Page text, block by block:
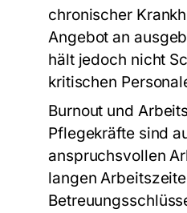
chronischer
Angebot an
hält jedoch nicht
kritischen
Burnout und
Pflegekräfte sind
anspruchsvollen
langen